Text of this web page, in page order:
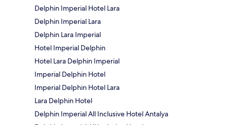
Delphin Imperial Hotel Lara
Delphin Imperial Lara
Delphin Lara Imperial
Hotel Imperial Delphin
Hotel Lara Delphin Imperial
Imperial Delphin Hotel
Imperial Delphin Hotel Lara
Lara Delphin Hotel
Delphin Imperial All Inclusive Hotel Antalya